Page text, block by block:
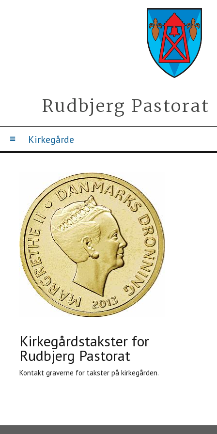
Rudbjerg Pastorat
Kirkegårde
Kirkegårdstakster for
Rudbjerg Pastorat
Kontakt graverne for takster på kirkegården.